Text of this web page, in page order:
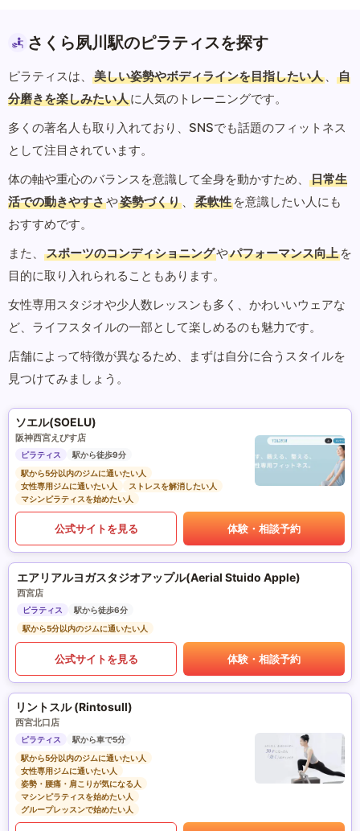
さくら夙川駅のピラティスを探す
ピラティスは、 美しい姿勢やボディラインを目指したい人 、
自
分磨きを楽しみたい人に人気のトレーニングです。
多くの著名人も取り入れており、SNSでも話題のフィットネス
として注目されています。
体の軸や重心のバランスを意識して全身を動かすため、
日常生
活での動きやすさや姿勢づくり 、 柔軟性 を意識したい人にも
おすすめです。
また、
スポーツのコンディショニングやパフォーマンス向上 を
目的に取り入れられることもあります。
女性専用スタジオや少人数レッスンも多く、かわいいウェアな
ど、ライフスタイルの一部として楽しめるのも魅力です。
店舗によって特徴が異なるため、まずは自分に合うスタイルを
見つけてみましょう。
ソエル(SOELU)
阪神西宮えびす店
ピラティス
駅から徒歩9分
駅から5分以内のジムに通いたい人
女性専用ジムに通いたい人
ストレスを解消したい人
マシンピラティスを始めたい人
公式サイトを見る 体験・相談予約
エアリアルヨガスタジオアップル(Aerial Stuido Apple)
西宮店
ピラティス
駅から徒歩6分
駅から5分以内のジムに通いたい人
公式サイトを見る 体験・相談予約
リントスル (Rintosull)
西宮北口店
ピラティス
駅から車で5分
駅から5分以内のジムに通いたい人
女性専用ジムに通いたい人
姿勢・腰痛・肩こりが気になる人
マシンピラティスを始めたい人
グループレッスンで始めたい人